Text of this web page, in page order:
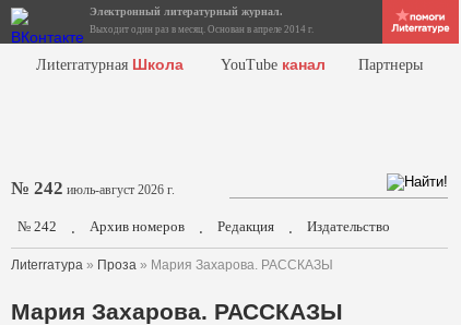
Электронный литературный журнал.
Выходит один раз в месяц. Основан в апреле 2014 г.
Лиterraтурная Школа YouTube канал Партнеры
№ 242 июль-август 2026 г.
№ 242 . Архив номеров . Редакция . Издательство
Лиterraтура » Проза » Мария Захарова. РАССКАЗЫ
Мария Захарова. РАССКАЗЫ